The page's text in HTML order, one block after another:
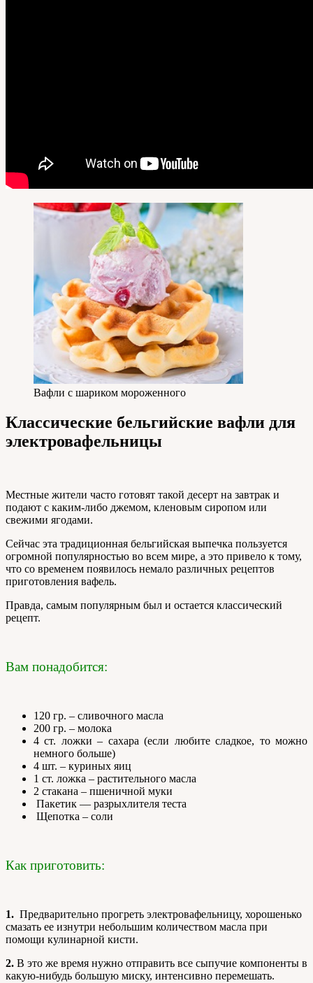
Вафли с шариком мороженного
Классические бельгийские вафли для
электровафельницы
Местные жители часто готовят такой десерт на завтрак и
подают с каким-либо джемом, кленовым сиропом или
свежими ягодами.
Сейчас эта традиционная бельгийская выпечка пользуется
огромной популярностью во всем мире, а это привело к тому,
что со временем появилось немало различных рецептов
приготовления вафель.
Правда, самым популярным был и остается классический
рецепт.
Вам понадобится:
120 гр. – сливочного масла
200 гр. – молока
4 ст. ложки – сахара (если любите сладкое, то можно
немного больше)
4 шт. – куриных яиц
1 ст. ложка – растительного масла
2 стакана – пшеничной муки
Пакетик — разрыхлителя теста
Щепотка – соли
Как приготовить:
1. Предварительно прогреть электровафельницу, хорошенько
смазать ее изнутри небольшим количеством масла при
помощи кулинарной кисти.
2. В это же время нужно отправить все сыпучие компоненты в
какую-нибудь большую миску, интенсивно перемешать.